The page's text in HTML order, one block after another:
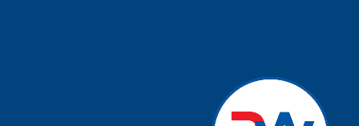
يمكنك الآن تحميل التطبيق